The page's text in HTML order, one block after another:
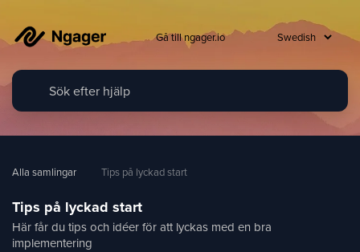
Gå till ngager.io
Alla samlingar Tips på lyckad start
Tips på lyckad start
Här får du tips och idéer för att lyckas med en bra
implementering